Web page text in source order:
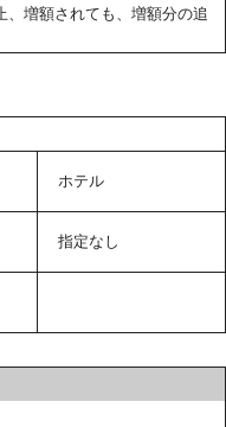
、増額されても、増額分の追
ホテル
指定なし